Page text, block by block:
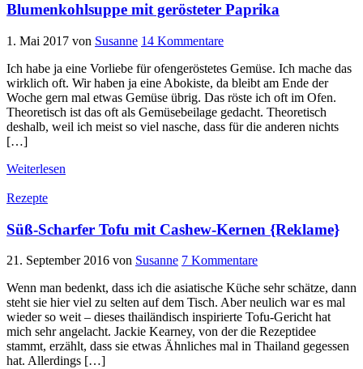
Blumenkohlsuppe mit gerösteter Paprika
1. Mai 2017 von Susanne 14 Kommentare
Ich habe ja eine Vorliebe für ofengeröstetes Gemüse. Ich mache das
wirklich oft. Wir haben ja eine Abokiste, da bleibt am Ende der
Woche gern mal etwas Gemüse übrig. Das röste ich oft im Ofen.
Theoretisch ist das oft als Gemüsebeilage gedacht. Theoretisch
deshalb, weil ich meist so viel nasche, dass für die anderen nichts
[…]
Weiterlesen
Rezepte
Süß-Scharfer Tofu mit Cashew-Kernen {Reklame}
21. September 2016 von Susanne 7 Kommentare
Wenn man bedenkt, dass ich die asiatische Küche sehr schätze, dann
steht sie hier viel zu selten auf dem Tisch. Aber neulich war es mal
wieder so weit – dieses thailändisch inspirierte Tofu-Gericht hat
mich sehr angelacht. Jackie Kearney, von der die Rezeptidee
stammt, erzählt, dass sie etwas Ähnliches mal in Thailand gegessen
hat. Allerdings […]